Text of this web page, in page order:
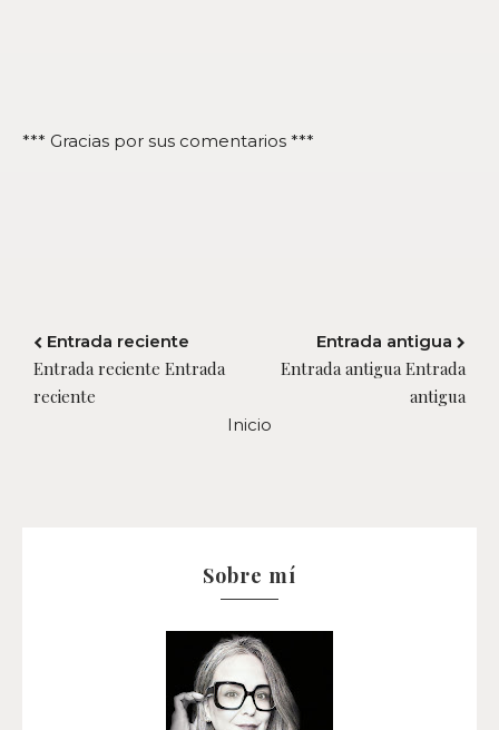
*** Gracias por sus comentarios ***
Entrada reciente
Entrada reciente Entrada
reciente
Entrada antigua
Entrada antigua Entrada
antigua
Inicio
Sobre mí